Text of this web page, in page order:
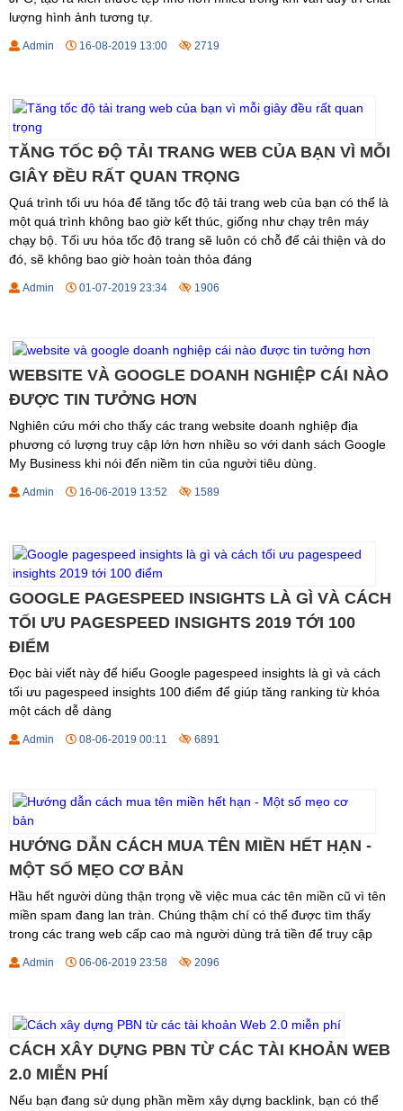
lượng hình ảnh tương tự.
Admin 16-08-2019 13:00 2719
TĂNG TỐC ĐỘ TẢI TRANG WEB CỦA BẠN VÌ MỖI
GIÂY ĐỀU RẤT QUAN TRỌNG
Quá trình tối ưu hóa để tăng tốc độ tải trang web của bạn có thể là
một quá trình không bao giờ kết thúc, giống như chạy trên máy
chạy bộ. Tối ưu hóa tốc độ trang sẽ luôn có chỗ để cải thiện và do
đó, sẽ không bao giờ hoàn toàn thỏa đáng
Admin 01-07-2019 23:34 1906
WEBSITE VÀ GOOGLE DOANH NGHIỆP CÁI NÀO
ĐƯỢC TIN TƯỞNG HƠN
Nghiên cứu mới cho thấy các trang website doanh nghiệp địa
phương có lượng truy cập lớn hơn nhiều so với danh sách Google
My Business khi nói đến niềm tin của người tiêu dùng.
Admin 16-06-2019 13:52 1589
GOOGLE PAGESPEED INSIGHTS LÀ GÌ VÀ CÁCH
TỐI ƯU PAGESPEED INSIGHTS 2019 TỚI 100
ĐIỂM
Đọc bài viết này để hiểu Google pagespeed insights là gì và cách
tối ưu pagespeed insights 100 điểm để giúp tăng ranking từ khóa
một cách dễ dàng
Admin 08-06-2019 00:11 6891
HƯỚNG DẪN CÁCH MUA TÊN MIỀN HẾT HẠN -
MỘT SỐ MẸO CƠ BẢN
Hầu hết người dùng thận trọng về việc mua các tên miền cũ vì tên
miền spam đang lan tràn. Chúng thậm chí có thể được tìm thấy
trong các trang web cấp cao mà người dùng trả tiền để truy cập
Admin 06-06-2019 23:58 2096
CÁCH XÂY DỰNG PBN TỪ CÁC TÀI KHOẢN WEB
2.0 MIỄN PHÍ
Nếu bạn đang sử dụng phần mềm xây dựng backlink, bạn có thể